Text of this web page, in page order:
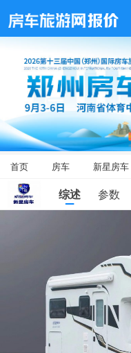
首页 房车 新星房车
综述 参数